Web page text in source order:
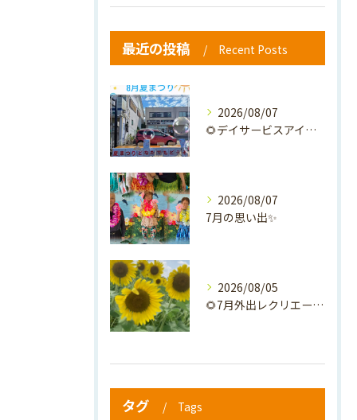
最近の投稿 Recent Posts
2026/08/07
🌻デイサービスアイナの夏祭り🎐
2026/08/07
7月の思い出✨
2026/08/05
🌻7月外出レクリエーション🌻
タグ Tags